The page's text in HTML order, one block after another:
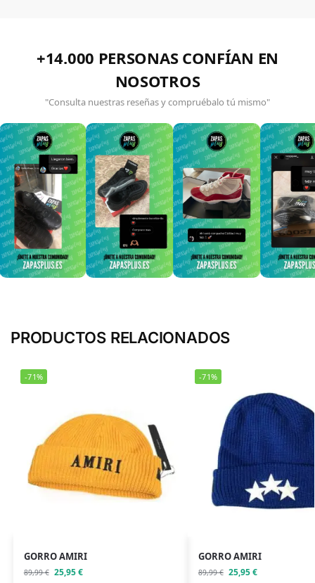
+14.000 PERSONAS CONFÍAN EN
NOSOTROS
"Consulta nuestras reseñas y compruébalo tú mismo"
PRODUCTOS RELACIONADOS
-71%
GORRO AMIRI
89,99€ 25,95€
-71%
GORRO AMIRI
89,99€ 25,95€